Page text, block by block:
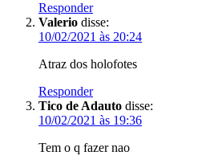
Responder
Valerio disse:
10/02/2021 às 20:24
Atraz dos holofotes
Responder
Tico de Adauto disse:
10/02/2021 às 19:36
Tem o q fazer nao